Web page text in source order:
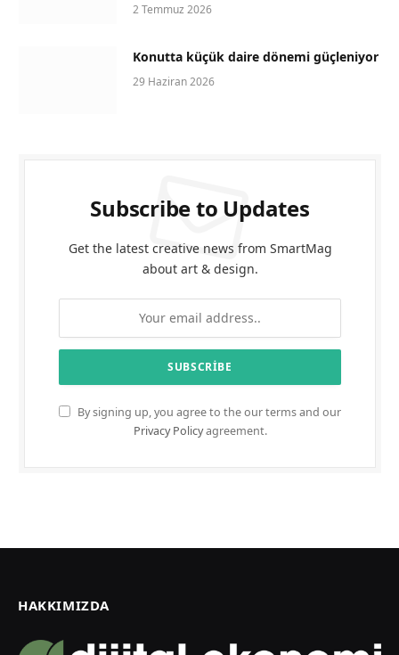
2 Temmuz 2026
Konutta küçük daire dönemi güçleniyor
29 Haziran 2026
Subscribe to Updates
Get the latest creative news from SmartMag
about art & design.
By signing up, you agree to the our terms and our
Privacy Policyagreement.
HAKKIMIZDA